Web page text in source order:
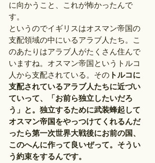
に向かうこと、これが怖かったんで
す。
というのでイギリスはオスマン帝国の
支配領域の中にいるアラブ人たち。こ
のあたりはアラブ人がたくさん住んで
いますね。オスマン帝国というトルコ
人から支配されている。その トルコに
支配されているアラブ人たちに近づい
ていって、「お前ら独立したいだろ
う」と。独立するために武装蜂起して
オスマン帝国をやっつけてくれるんだ
ったら第一次世界大戦後にお前の国、
このへんに作って良いぜって。そうい
う約束をするんです。